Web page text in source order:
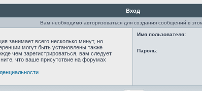
Вход
Вам необходимо авторизоваться для создания сообщений в
занимает всего несколько минут, но
могут быть установлены также
чем зарегистрироваться, вам следует
что ваше присутствие на форумах
Имя пользователя:
Пароль: